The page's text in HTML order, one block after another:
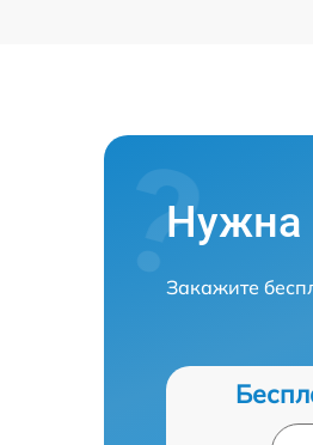
Нужна
Закажите